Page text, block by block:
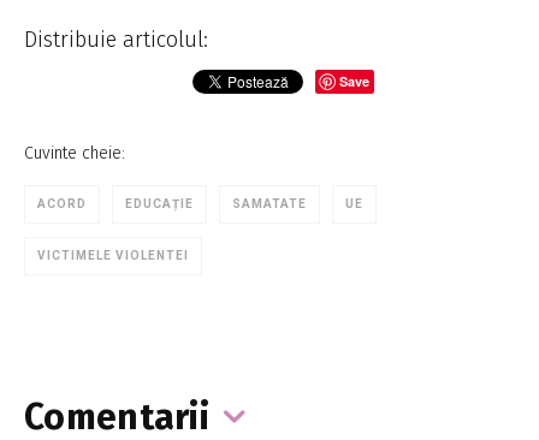
Distribuie articolul:
Save
Cuvinte cheie:
ACORD EDUCAȚIE SAMATATE UE
VICTIMELE VIOLENTEI
Comentarii